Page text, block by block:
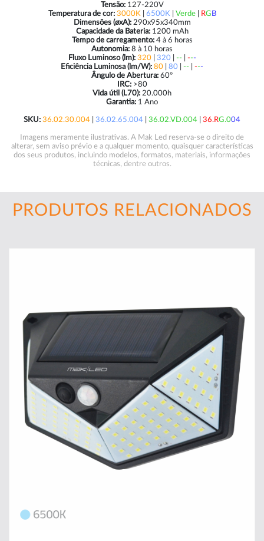
Tensão:127-220V
Temperatura de cor: 3000K| 6500K| Verde| RG B
Dimensões (øxA):290x95x340mm
Capacidade da Bateria:1200 mAh
Tempo de carregamento:4 à 6 horas
Autonomia: 8 à 10 horas
Fluxo Luminoso (lm): 320| 320 -- ---
Eficiência Luminosa (lm/W): 80 80 -- ---
Ângulo de Abertura: 60º
IRC:>80
Vida útil (L70): 20.000h
Garantia: 1 Ano
SKU: 36.02.30.004 36.02.65.004 36.02.VD.004 36.RG.004
Imagens meramente ilustrativas. A Mak Led reserva-se o direito de
alterar, sem aviso prévio e a qualquer momento, quaisquer características
dos seus produtos, incluindo modelos, formatos, materiais, informações
técnicas, dentre outros.
PRODUTOS RELACIONADOS